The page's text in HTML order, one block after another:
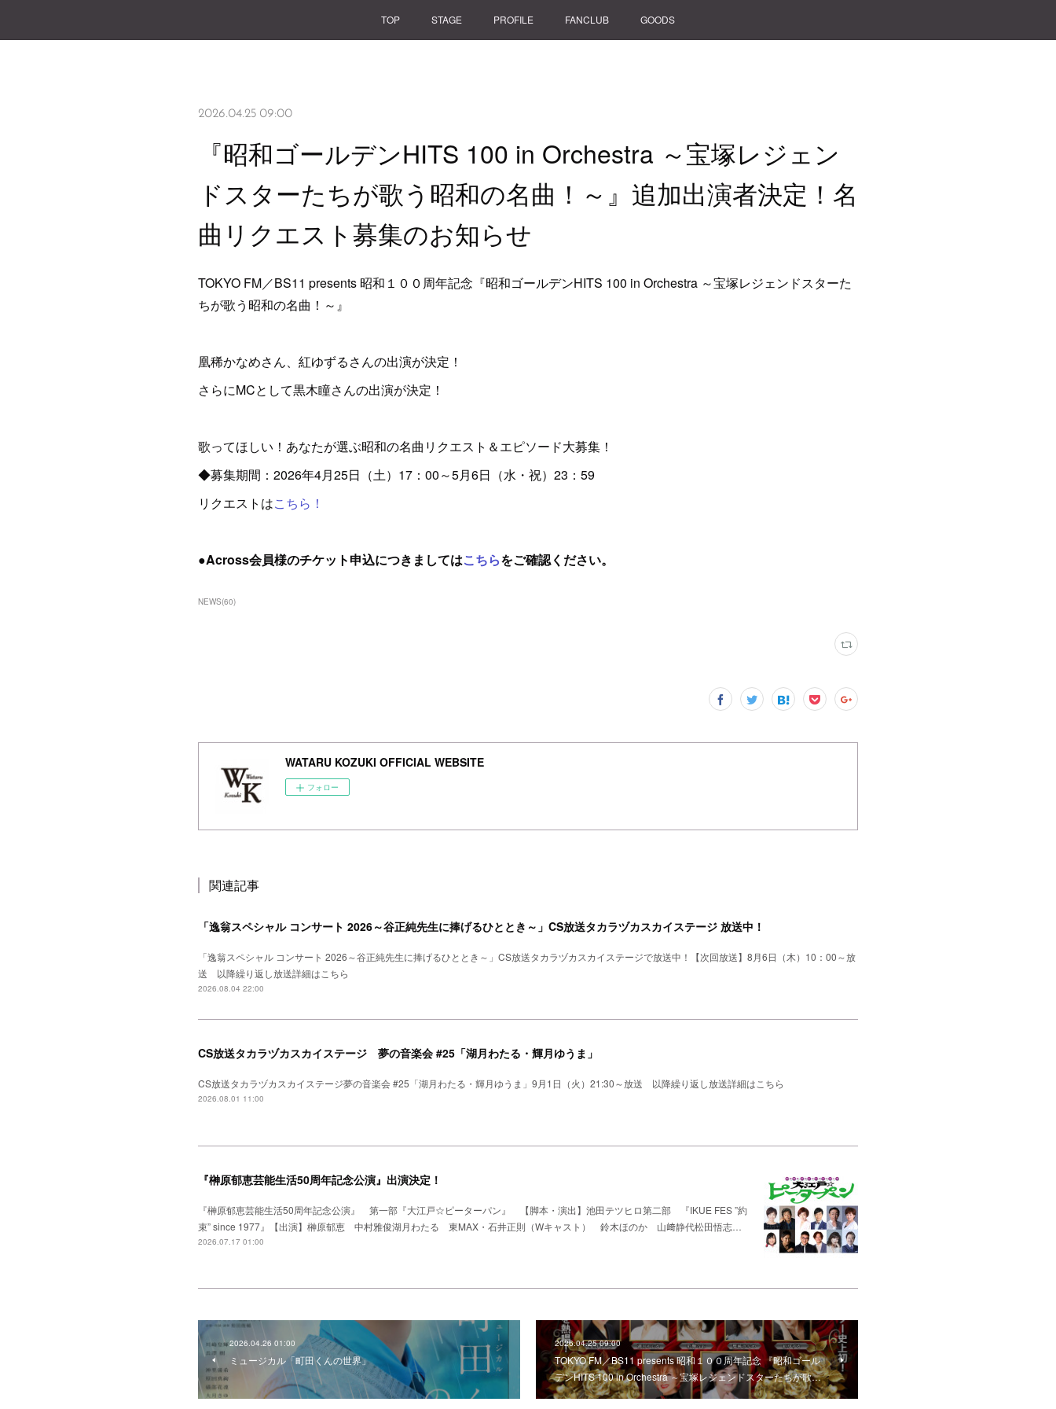
TOP STAGE PROFILE FANCLUB GOODS
2026.04.25 09:00
『昭和ゴールデンHITS 100 in Orchestra ～宝塚レジェン
ドスターたちが歌う昭和の名曲！～』追加出演者決定！名
曲リクエスト募集のお知らせ
TOKYO FM／BS11 presents 昭和１００周年記念『昭和ゴールデンHITS 100 in Orchestra ～宝塚レジェンドスターた
ちが歌う昭和の名曲！～』
凰稀かなめさん、紅ゆずるさんの出演が決定！
さらにMCとして黒木瞳さんの出演が決定！
歌ってほしい！あなたが選ぶ昭和の名曲リクエスト＆エピソード大募集！
◆募集期間：2026年4月25日（土）17：00～5月6日（水・祝）23：59
リクエストはこちら！
●Across会員様のチケット申込につきましてはこちらをご確認ください。
NEWS(60)
WATARU KOZUKI OFFICIAL WEBSITE
フォロー
関連記事
「逸翁スペシャル コンサート 2026～谷正純先生に捧げるひととき～」CS放送タカラヅカスカイステージ 放送中！
「逸翁スペシャル コンサート 2026～谷正純先生に捧げるひととき～」CS放送タカラヅカスカイステージで放送中！【次回放送】8月6日（木）10：00～放
送 以降繰り返し放送詳細はこちら
2026.08.04 22:00
CS放送タカラヅカスカイステージ 夢の音楽会 #25「湖月わたる・輝月ゆうま」
CS放送タカラヅカスカイステージ夢の音楽会 #25「湖月わたる・輝月ゆうま」9月1日（火）21:30～放送 以降繰り返し放送詳細はこちら
2026.08.01 11:00
『榊原郁恵芸能生活50周年記念公演』出演決定！
『榊原郁恵芸能生活50周年記念公演』 第一部『大江戸☆ピーターパン』 【脚本・演出】池田テツヒロ第二部 『IKUE FES ”約
束” since 1977』【出演】榊原郁恵 中村雅俊湖月わたる 東MAX・石井正則（Wキャスト） 鈴木ほのか 山﨑静代松田悟志…
2026.07.17 01:00
2026.04.26 01:00
ミュージカル「町田くんの世界」
2026.04.25 09:00
TOKYO FM／BS11 presents 昭和１００周年記念 『昭和ゴール
デンHITS 100 in Orchestra ～宝塚レジェンドスターたちが歌…